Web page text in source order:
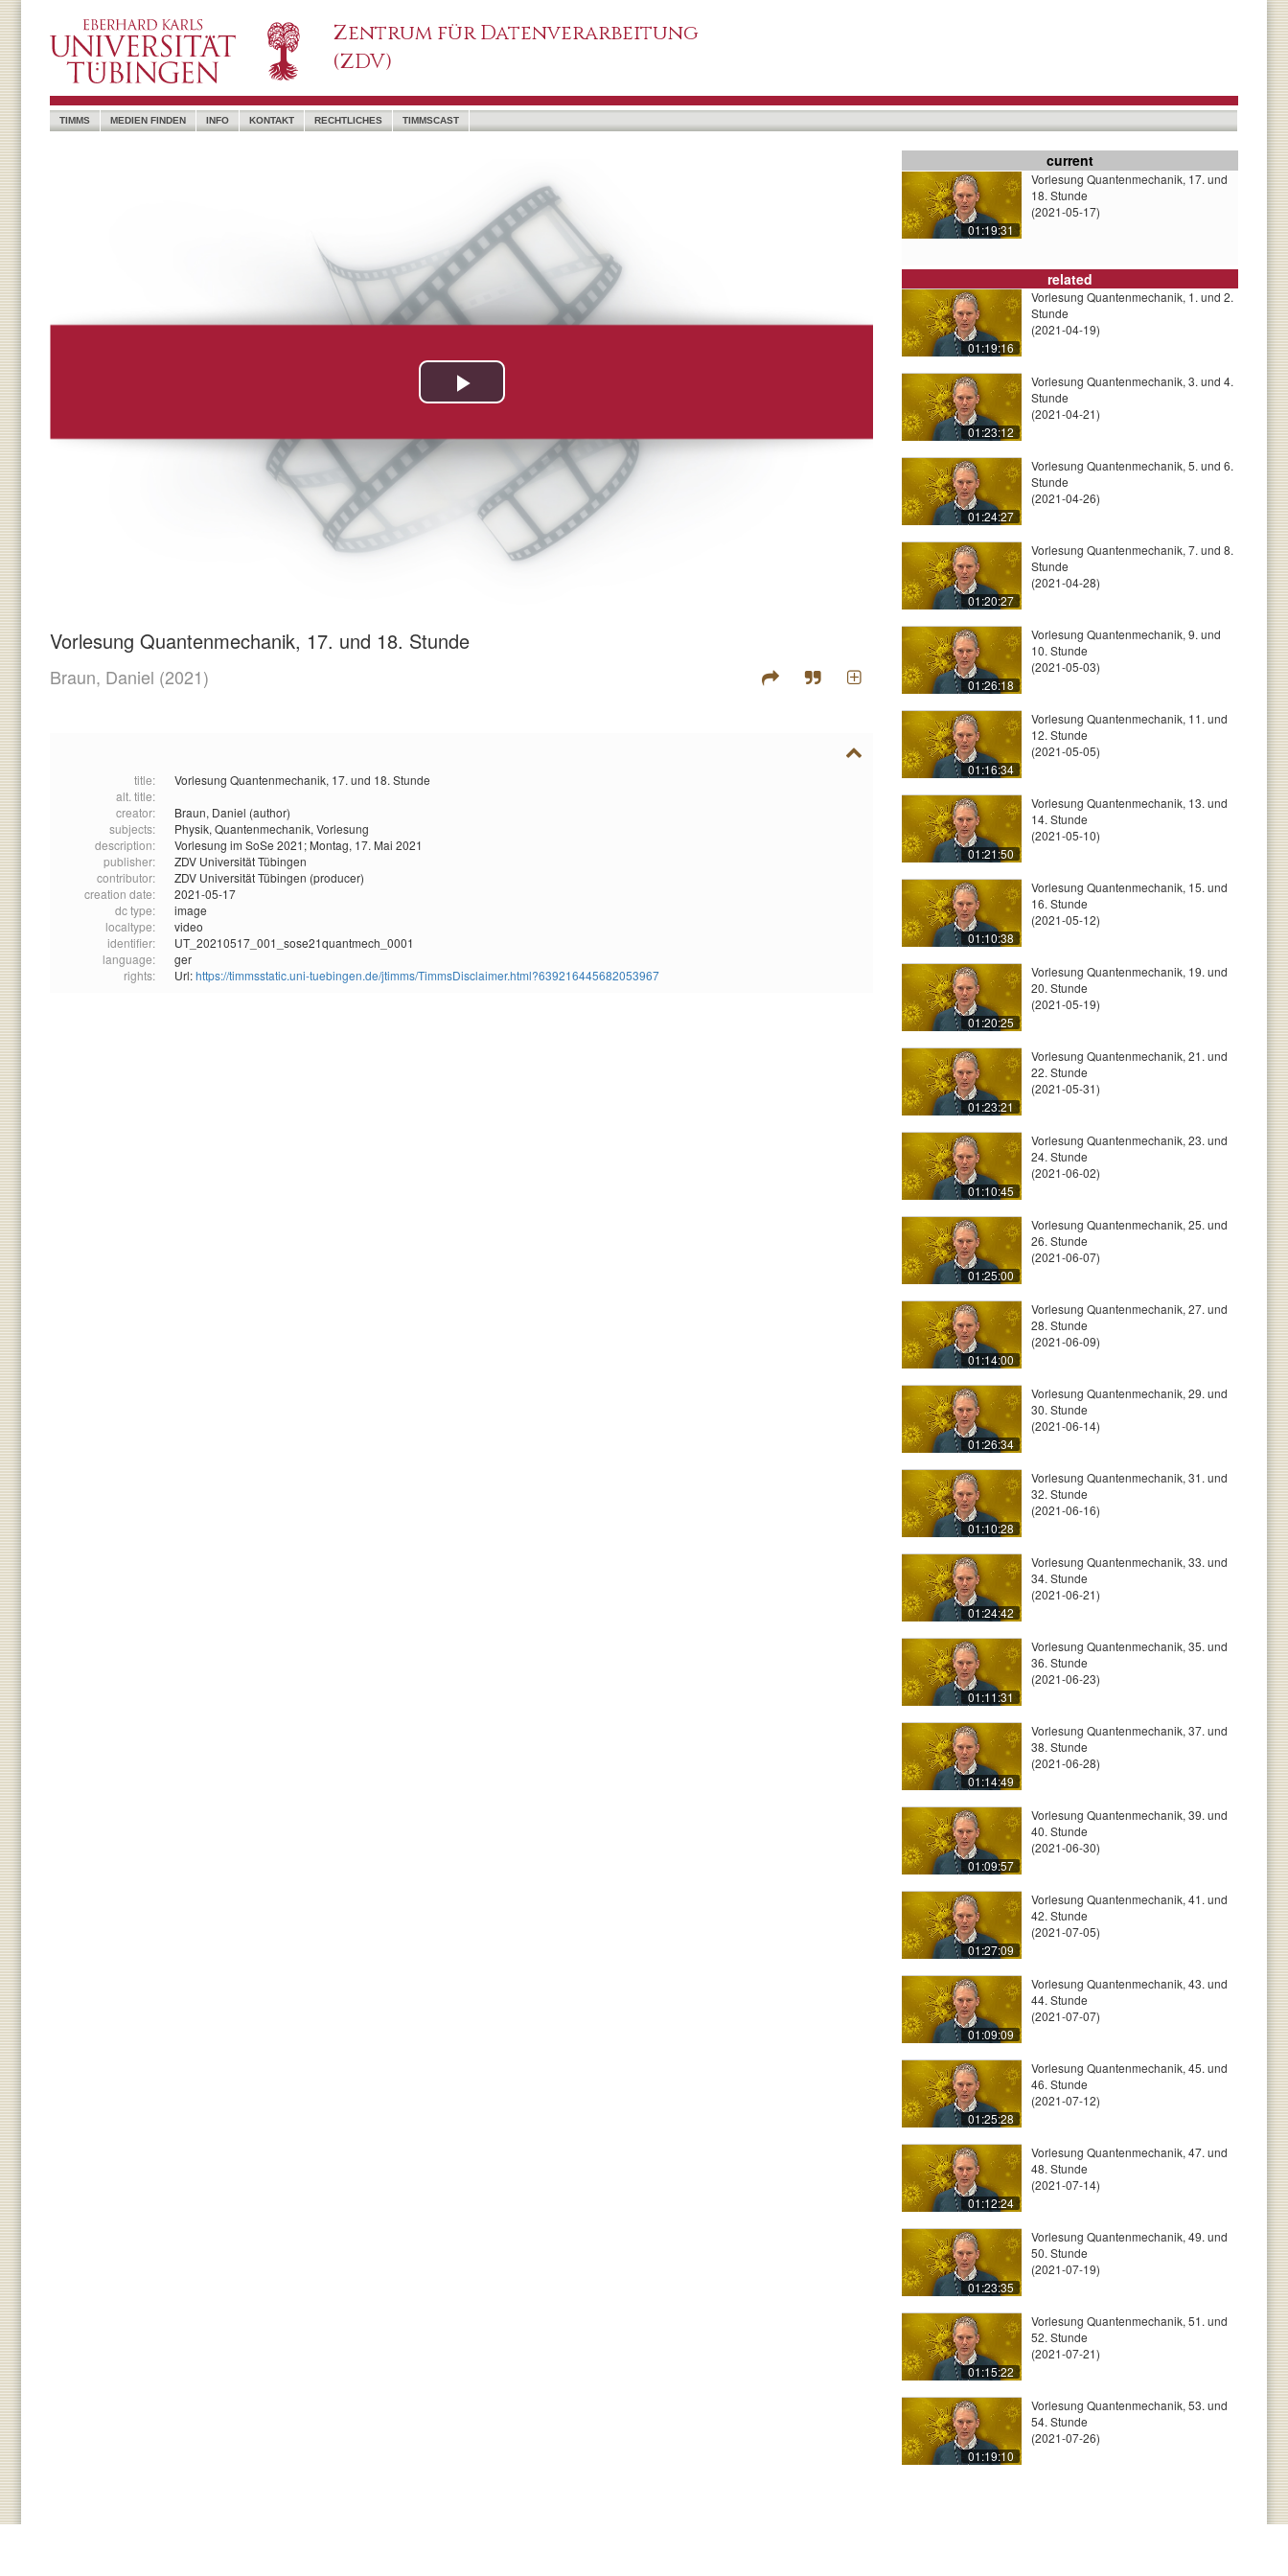
Zentrum für Datenverarbeitung
(ZDV)
TIMMS MEDIEN FINDEN INFO KONTAKT RECHTLICHES TIMMSCAST
Vorlesung Quantenmechanik, 17. und 18. Stunde
Braun, Daniel (2021)
title:
Vorlesung Quantenmechanik, 17. und 18. Stunde
alt. title:
creator:
Braun, Daniel (author)
subjects:
Physik, Quantenmechanik, Vorlesung
description:
Vorlesung im SoSe 2021; Montag, 17. Mai 2021
publisher:
ZDV Universität Tübingen
contributor:
ZDV Universität Tübingen (producer)
creation date:
2021-05-17
dc type:
image
localtype:
video
identifier:
UT_20210517_001_sose21quantmech_0001
language:
ger
rights:
Url:https://timmsstatic.uni-tuebingen.de/jtimms/TimmsDisclaimer.html?639216445682053967
current
01:19:31
Vorlesung Quantenmechanik, 17. und
18. Stunde
(2021-05-17)
related
01:19:16
Vorlesung Quantenmechanik, 1. und 2.
Stunde
(2021-04-19)
01:23:12
Vorlesung Quantenmechanik, 3. und 4.
Stunde
(2021-04-21)
01:24:27
Vorlesung Quantenmechanik, 5. und 6.
Stunde
(2021-04-26)
01:20:27
Vorlesung Quantenmechanik, 7. und 8.
Stunde
(2021-04-28)
01:26:18
Vorlesung Quantenmechanik, 9. und
10. Stunde
(2021-05-03)
01:16:34
Vorlesung Quantenmechanik, 11. und
12. Stunde
(2021-05-05)
01:21:50
Vorlesung Quantenmechanik, 13. und
14. Stunde
(2021-05-10)
01:10:38
Vorlesung Quantenmechanik, 15. und
16. Stunde
(2021-05-12)
01:20:25
Vorlesung Quantenmechanik, 19. und
20. Stunde
(2021-05-19)
01:23:21
Vorlesung Quantenmechanik, 21. und
22. Stunde
(2021-05-31)
01:10:45
Vorlesung Quantenmechanik, 23. und
24. Stunde
(2021-06-02)
01:25:00
Vorlesung Quantenmechanik, 25. und
26. Stunde
(2021-06-07)
01:14:00
Vorlesung Quantenmechanik, 27. und
28. Stunde
(2021-06-09)
01:26:34
Vorlesung Quantenmechanik, 29. und
30. Stunde
(2021-06-14)
01:10:28
Vorlesung Quantenmechanik, 31. und
32. Stunde
(2021-06-16)
01:24:42
Vorlesung Quantenmechanik, 33. und
34. Stunde
(2021-06-21)
01:11:31
Vorlesung Quantenmechanik, 35. und
36. Stunde
(2021-06-23)
01:14:49
Vorlesung Quantenmechanik, 37. und
38. Stunde
(2021-06-28)
01:09:57
Vorlesung Quantenmechanik, 39. und
40. Stunde
(2021-06-30)
01:27:09
Vorlesung Quantenmechanik, 41. und
42. Stunde
(2021-07-05)
01:09:09
Vorlesung Quantenmechanik, 43. und
44. Stunde
(2021-07-07)
01:25:28
Vorlesung Quantenmechanik, 45. und
46. Stunde
(2021-07-12)
01:12:24
Vorlesung Quantenmechanik, 47. und
48. Stunde
(2021-07-14)
01:23:35
Vorlesung Quantenmechanik, 49. und
50. Stunde
(2021-07-19)
01:15:22
Vorlesung Quantenmechanik, 51. und
52. Stunde
(2021-07-21)
01:19:10
Vorlesung Quantenmechanik, 53. und
54. Stunde
(2021-07-26)